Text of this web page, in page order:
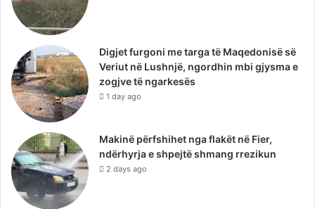
Digjet furgoni me targa të Maqedonisë së
Veriut në Lushnjë, ngordhin mbi gjysma e
zogjve të ngarkesës
1 day ago
Makinë përfshihet nga flakët në Fier,
ndërhyrja e shpejtë shmang rrezikun
2 days ago